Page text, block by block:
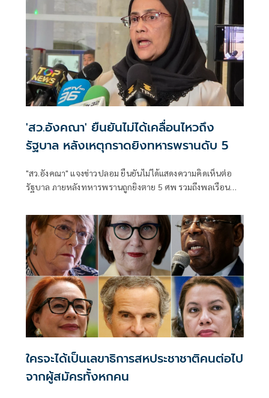
'สว.อังคณา' ยืนยันไม่ได้เคลื่อนไหวถึง
รัฐบาล หลังเหตุกราดยิงทหารพรานดับ 5
"สว.อังคณา" แจงข่าวปลอม ยืนยันไม่ได้แสดงความคิดเห็นต่อ
รัฐบาล ภายหลังทหารพรานถูกยิงตาย 5 ศพ รวมถึงพลเรือน
อัยการศึกในการตรวจค้น
ใครจะได้เป็นเลขาธิการสหประชาชาติคนต่อไป
จากผู้สมัครทั้งหกคน